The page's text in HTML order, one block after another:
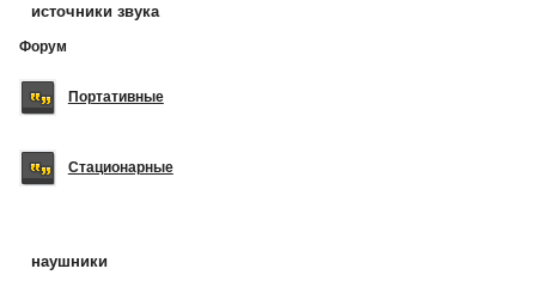
источники звука
Форум
Портативные
Стационарные
наушники